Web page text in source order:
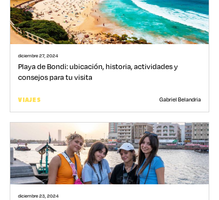
diciembre 27, 2024
Playa de Bondi: ubicación, historia, actividades y
consejos para tu visita
VIAJES Gabriel Belandria
diciembre 23, 2024